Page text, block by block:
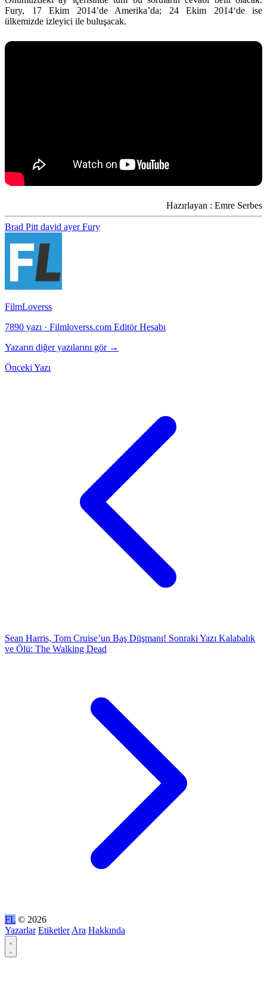
Fury, 17 Ekim 2014’de Amerika’da; 24 Ekim 2014‘de ise
ülkemizde izleyici ile buluşacak.
Hazırlayan : Emre Serbes
Brad Pitt david ayerFury
FilmLoverss
7890 yazı · Filmloverss.com Editör Hesabı
Yazarın diğer yazılarını gör →
Önceki Yazı
Sean Harris, Tom Cruise’un Baş Düşmanı! Sonraki Yazı Kalabalık
ve Ölü: The Walking Dead
FL © 2026
Yazarlar Etiketler Ara Hakkında